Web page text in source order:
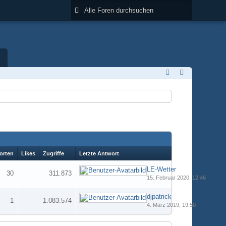
Likes Zugriffe Letzte Antwort
30 311.873
LE-Wetter
15. Februar 2020, 12:46
1 1.083.574
djpatrick
4. März 2019, 19:50